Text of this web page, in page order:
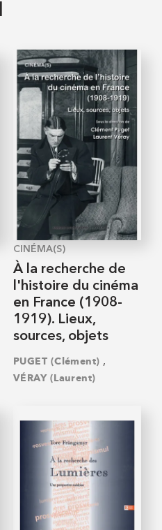
CINÉMA(S)
À la recherche de
l'histoire du cinéma
en France (1908-
1919). Lieux,
sources, objets
PUGET (Clément) ,
VÉRAY (Laurent)